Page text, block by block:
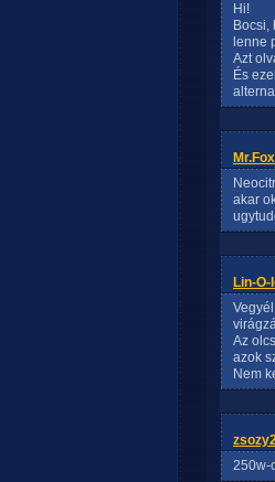
Hi!
Bocsi,
lenne
Azt
És
Mr.Fox
akar
Lin-O-
Az
azok
Nem
250w-